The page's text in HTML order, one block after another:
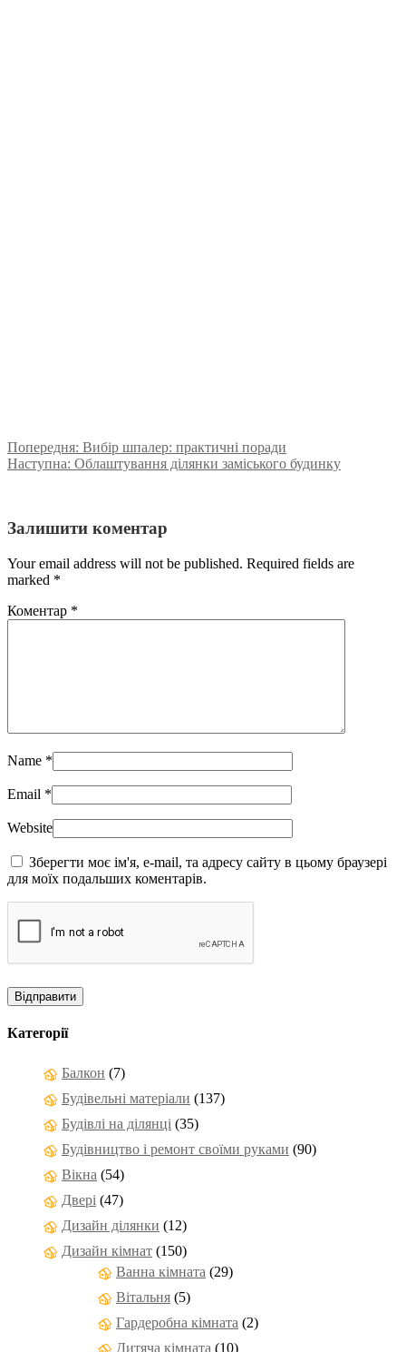
Попередня: Вибір шпалер: практичні поради
Наступна: Облаштування ділянки заміського будинку
Залишити коментар
Your email address will not be published. Required fields are
marked *
Коментар *
Name *
Email *
Website
Зберегти моє ім'я, e-mail, та адресу сайту в цьому браузері
для моїх подальших коментарів.
Категорії
Балкон (7)
Будівельні матеріали (137)
Будівлі на ділянці (35)
Будівництво і ремонт своїми руками (90)
Вікна (54)
Двері (47)
Дизайн ділянки (12)
Дизайн кімнат (150)
Ванна кімната (29)
Вітальня (5)
Гардеробна кімната (2)
Дитяча кімната (10)